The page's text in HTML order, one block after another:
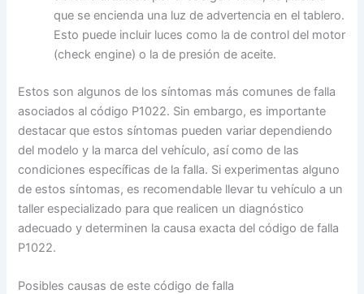
que se encienda una luz de advertencia en el tablero.
Esto puede incluir luces como la de control del motor
(check engine) o la de presión de aceite.
Estos son algunos de los síntomas más comunes de falla
asociados al código P1022. Sin embargo, es importante
destacar que estos síntomas pueden variar dependiendo
del modelo y la marca del vehículo, así como de las
condiciones específicas de la falla. Si experimentas alguno
de estos síntomas, es recomendable llevar tu vehículo a un
taller especializado para que realicen un diagnóstico
adecuado y determinen la causa exacta del código de falla
P1022.
Posibles causas de este código de falla